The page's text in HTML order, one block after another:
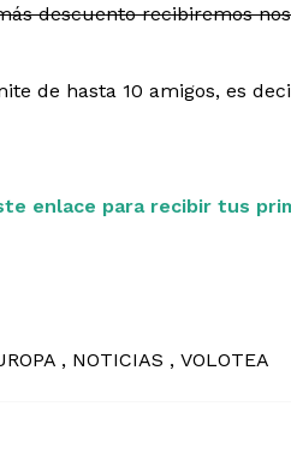
descuento recibiremos
de hasta 10 amigos, es
enlace para recibir tus
NOTICIAS VOLOTEA